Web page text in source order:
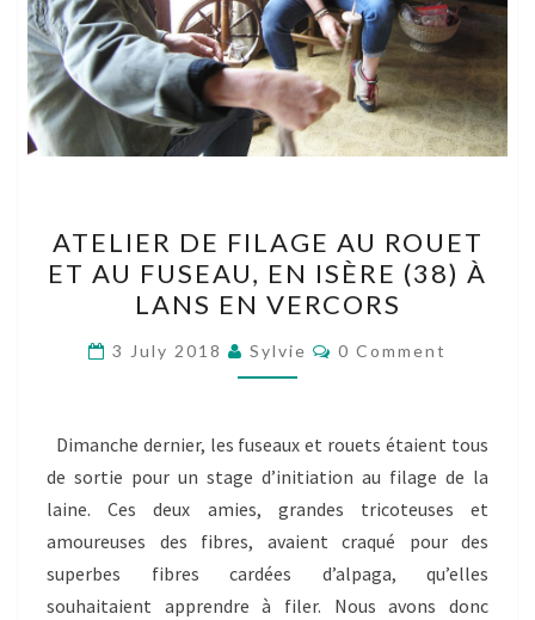
DE
FILAGE
AU
ROUET
ET
FUSEAU,
EN
ISÈRE
(38)
À
LANS
ATELIER DE FILAGE AU ROUET
ET AU FUSEAU, EN ISÈRE (38) À
LANS EN VERCORS
3 July 2018 Sylvie Comments
0 Comment
Dimanche dernier, les fuseaux et rouets étaient tous
de sortie pour un stage d’initiation au filage de la
laine. Ces deux amies, grandes tricoteuses et
amoureuses des fibres, avaient craqué pour des
superbes fibres cardées d’alpaga, qu’elles
souhaitaient apprendre à filer. Nous avons donc